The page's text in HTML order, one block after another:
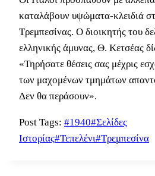
καταλάβουν υψώματα-κλειδιά
Τρεμπεσίνας. Ο διοικητής του
ελληνικής άμυνας, Θ. Κετσέας
«Τηρήσατε θέσεις σας μέχρις
των μαχομένων τμημάτων
Δεν θα περάσουν».
Post Tags: #1940#Σελίδες
Ιστορίας#Τεπελένι#Τρεμπεσίνα